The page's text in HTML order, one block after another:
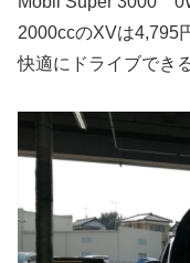
2000ccのXVは4,795
快適にドライブでき